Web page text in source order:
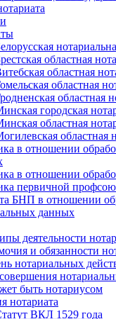
областная
областная
областная
областная
городская
областная
областная
в отношении
в отношении
первичной
БНП в отношении
данных
деятельности
и обязанности
нотариальных
быть нотариусом
нотариата
ВКЛ 1529 года